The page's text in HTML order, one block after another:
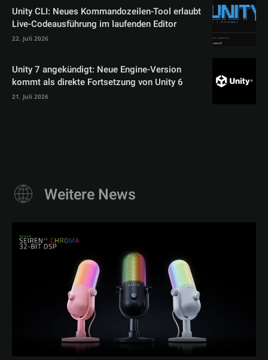
Unity CLI: Neues Kommandozeilen-Tool erlaubt
Live-Codeausführung im laufenden Editor
22. Juli 2026
Unity 7 angekündigt: Neue Engine-Version
kommt als direkte Fortsetzung von Unity 6
21. Juli 2026
Weitere News